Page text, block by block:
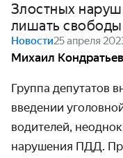
Злостных
лишать свободы
Новости25 апреля
Михаил Кондратьев
Группа депутатов
введении
водителей,
нарушения ПДД.